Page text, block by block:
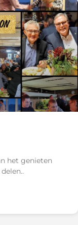
het genieten